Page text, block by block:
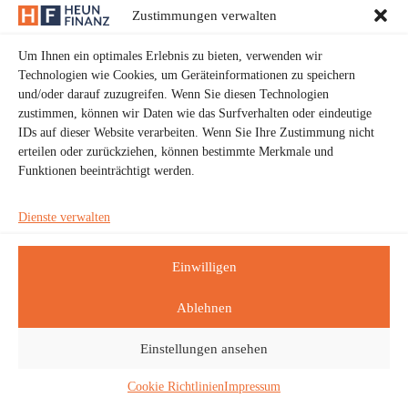
Zustimmungen verwalten
Um Ihnen ein optimales Erlebnis zu bieten, verwenden wir
Technologien wie Cookies, um Geräteinformationen zu speichern
und/oder darauf zuzugreifen. Wenn Sie diesen Technologien
zustimmen, können wir Daten wie das Surfverhalten oder eindeutige
IDs auf dieser Website verarbeiten. Wenn Sie Ihre Zustimmung nicht
erteilen oder zurückziehen, können bestimmte Merkmale und
Funktionen beeinträchtigt werden.
Dienste verwalten
Einwilligen
Ablehnen
Einstellungen ansehen
Cookie RichtlinienImpressum
E-Mail: info@heun-finanz.de
4.9
powered byGoogle
bewerte uns auf